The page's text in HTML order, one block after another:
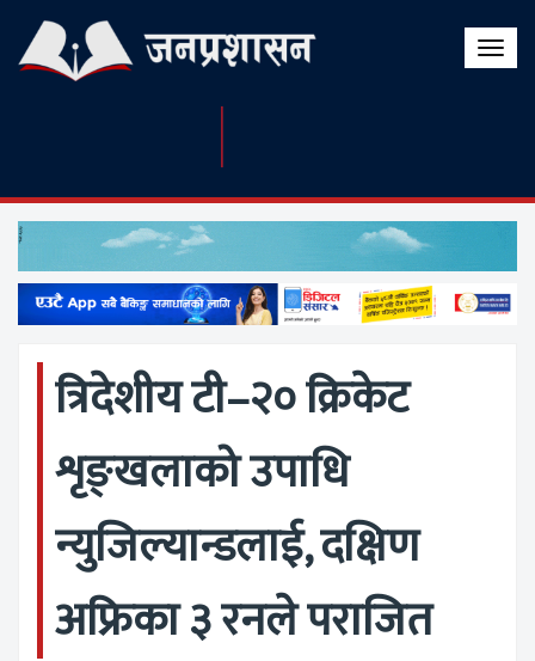
Toggle
त्रिदेशीय टी–२० क्रिकेट
शृङ्खलाको उपाधि
न्युजिल्यान्डलाई, दक्षिण
अफ्रिका ३ रनले पराजित